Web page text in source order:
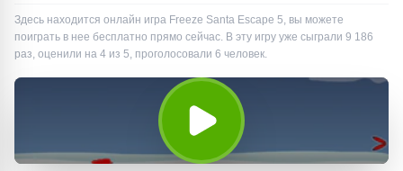
Здесь находится онлайн игра Freeze Santa Escape 5, вы можете
поиграть в нее бесплатно прямо сейчас. В эту игру уже сыграли 9 186
раз, оценили на 4 из 5, проголосовали 6 человек.